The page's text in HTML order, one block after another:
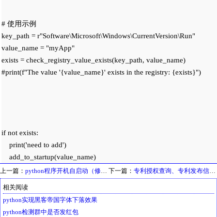
# 使用示例
key_path = r"Software\Microsoft\Windows\CurrentVersion\Run"
value_name = "myApp"
exists = check_registry_value_exists(key_path, value_name)
#print(f"The value '{value_name}' exists in the registry: {exists}")
if not exists:
print('need to add')
上一篇： python程序开机自启动（修改注册表） 下一篇： 专利授权查询、专利发布信息查询，软件著作权
相关阅读
python实现黑客帝国字体下落效果
python检测群中是否发红包